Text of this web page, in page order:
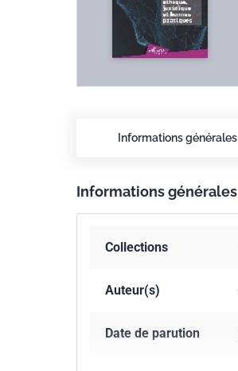
Informations générales
Informations générales
Collections
Auteur(s)
Date de parution